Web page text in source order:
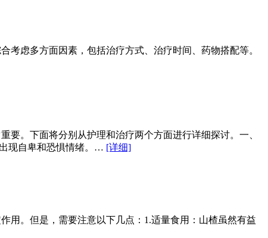
虑多方面因素，包括治疗方式、治疗时间、药物搭配等。
。下面将分别从护理和治疗两个方面进行详细探讨。一、
现自卑和恐惧情绪。… [详细]
用。但是，需要注意以下几点：1.适量食用：山楂虽然有益